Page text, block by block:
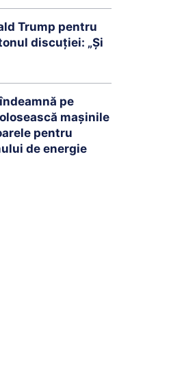
Trump pentru
discuției: „Și
pe
mașinile
pentru
de energie